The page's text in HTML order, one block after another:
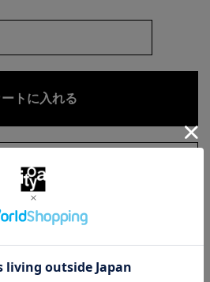
返品・交換について